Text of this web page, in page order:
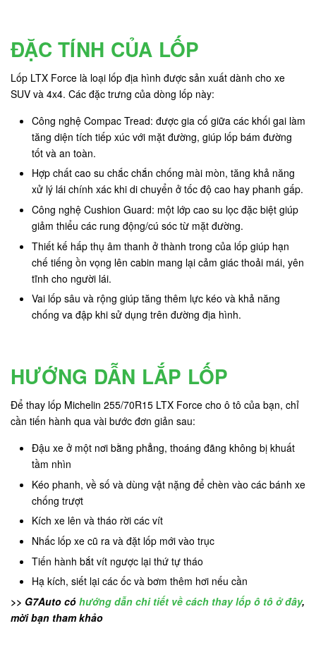
ĐẶC TÍNH CỦA LỐP
Lốp LTX Force là loại lốp địa hình được sản xuất dành cho xe
SUV và 4x4. Các đặc trưng của dòng lốp này:
Công nghệ Compac Tread: được gia cố giữa các khối gai làm
tăng diện tích tiếp xúc với mặt đường, giúp lốp bám đường
tốt và an toàn.
Hợp chất cao su chắc chắn chống mài mòn, tăng khả năng
xử lý lái chính xác khi di chuyển ở tốc độ cao hay phanh gấp.
Công nghệ Cushion Guard: một lớp cao su lọc đặc biệt giúp
giảm thiểu các rung động/cú sóc từ mặt đường.
Thiết kế hấp thụ âm thanh ở thành trong của lốp giúp hạn
chế tiếng ồn vọng lên cabin mang lại cảm giác thoải mái, yên
tĩnh cho người lái.
Vai lốp sâu và rộng giúp tăng thêm lực kéo và khả năng
chống va đập khi sử dụng trên đường địa hình.
HƯỚNG DẪN LẮP LỐP
Để thay lốp Michelin 255/70R15 LTX Force cho ô tô của bạn, chỉ
cần tiến hành qua vài bước đơn giản sau:
Đậu xe ở một nơi bằng phẳng, thoáng đãng không bị khuất
tầm nhìn
Kéo phanh, về số và dùng vật nặng để chèn vào các bánh xe
chống trượt
Kích xe lên và tháo rời các vít
Nhấc lốp xe cũ ra và đặt lốp mới vào trục
Tiến hành bắt vít ngược lại thứ tự tháo
Hạ kích, siết lại các ốc và bơm thêm hơi nếu cần
>> G7Auto có hướng dẫn chi tiết về cách thay lốp ô tô ở đây,
mời bạn tham khảo